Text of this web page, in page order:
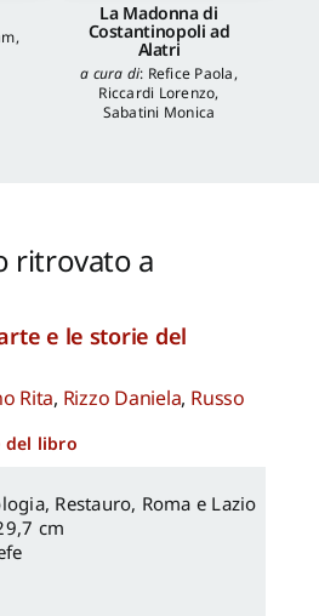
,
La Madonna di
Costantinopoli ad
Alatri
a cura di: Refice Paola,
Riccardi Lorenzo,
Sabatini Monica
ritrovato a
e le storie del
Rita, Rizzo Daniela, Russo
del libro
Restauro, Roma e Lazio
cm